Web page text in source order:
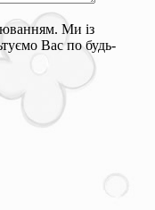
Ми із
Вас по будь-